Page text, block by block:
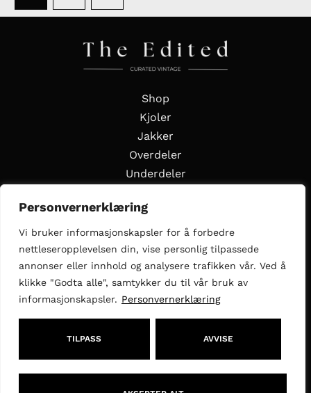
Personvernerklæring
Vi bruker informasjonskapsler for å forbedre
nettleseropplevelsen din, vise personlig tilpassede
annonser eller innhold og analysere trafikken vår. Ved å
klikke "Godta alle", samtykker du til vår bruk av
informasjonskapsler. Personvernerklæring
TILPASS AVVISE
Shop
Kjoler
Jakker
Overdeler
Underdeler
Styling Edits
Guide Edits
Inspirasjon
Om oss
Selg med oss